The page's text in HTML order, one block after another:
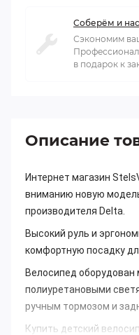
Соберём и
Сэкономим
в подарок к
Описание
Интернет магазин
вниманию новую
производителя Delta.
Высокий руль и
комфортную посадку
Велосипед оборудован
полиуретановыми
ручным тормозом и
Купить детский